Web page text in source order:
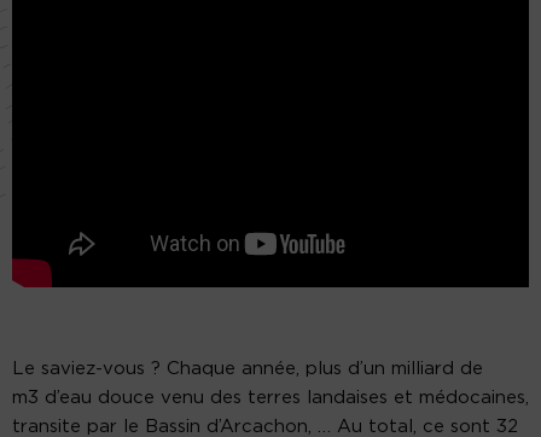
Le saviez-vous ? Chaque année, plus d’un milliard de
m3 d’eau douce venu des terres landaises et médocaines,
transite par le Bassin d’Arcachon, … Au total, ce sont 32